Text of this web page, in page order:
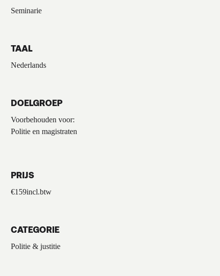
Seminarie
TAAL
Nederlands
DOELGROEP
Voorbehouden voor:
Politie en magistraten
PRIJS
€159incl.btw
CATEGORIE
Politie & justitie